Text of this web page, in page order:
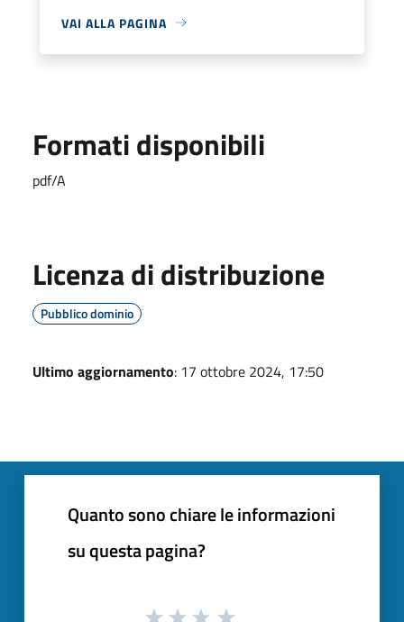
VAI ALLA PAGINA
Formati disponibili
pdf/A
Licenza di distribuzione
Pubblico dominio
Ultimo aggiornamento: 17 ottobre 2024, 17:50
Quanto sono chiare le informazioni
su questa pagina?